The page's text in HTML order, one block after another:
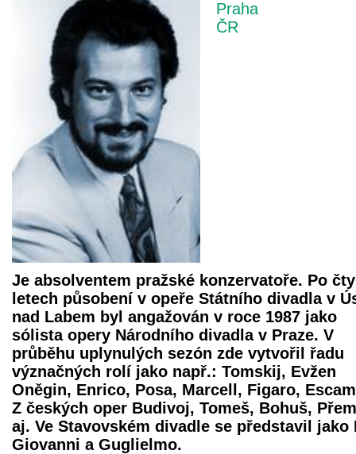
Praha
ČR
Je absolventem pražské konzervatoře. Po
letech působení v opeře Státního divadla v
nad Labem byl angažován v roce 1987 jako
sólista opery Národního divadla v Praze. V
průběhu uplynulých sezón zde vytvořil řadu
význačných rolí jako např.: Tomskij, Evžen
Oněgin, Enrico, Posa, Marcell, Figaro,
Z českých oper Budivoj, Tomeš, Bohuš,
aj. Ve Stavovském divadle se představil jako
Giovanni a Guglielmo.